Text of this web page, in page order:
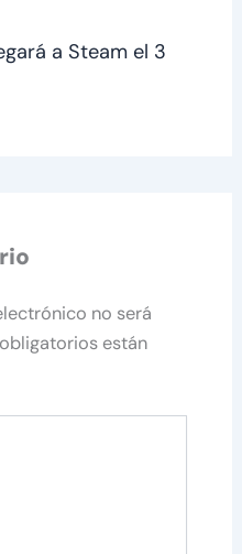
a Steam el 3
no será
están